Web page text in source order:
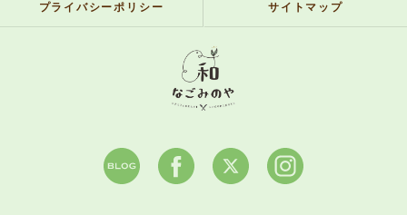
プライバシーポリシー サイトマップ